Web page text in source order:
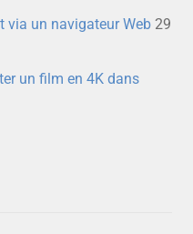
via un navigateur Web 29
un film en 4K dans